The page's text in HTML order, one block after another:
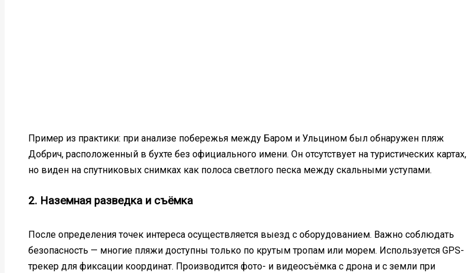
Пример из практики: при анализе побережья между Баром и Ульцином был обнаружен пляж
Добрич, расположенный в бухте без официального имени. Он отсутствует на туристических картах,
но виден на спутниковых снимках как полоса светлого песка между скальными уступами.
2. Наземная разведка и съёмка
После определения точек интереса осуществляется выезд с оборудованием. Важно соблюдать
безопасность — многие пляжи доступны только по крутым тропам или морем. Используется GPS-
трекер для фиксации координат. Производится фото- и видеосъёмка с дрона и с земли при